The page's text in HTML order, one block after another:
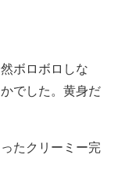
ボロボロしな
でした。黄身だ
たクリーミー完